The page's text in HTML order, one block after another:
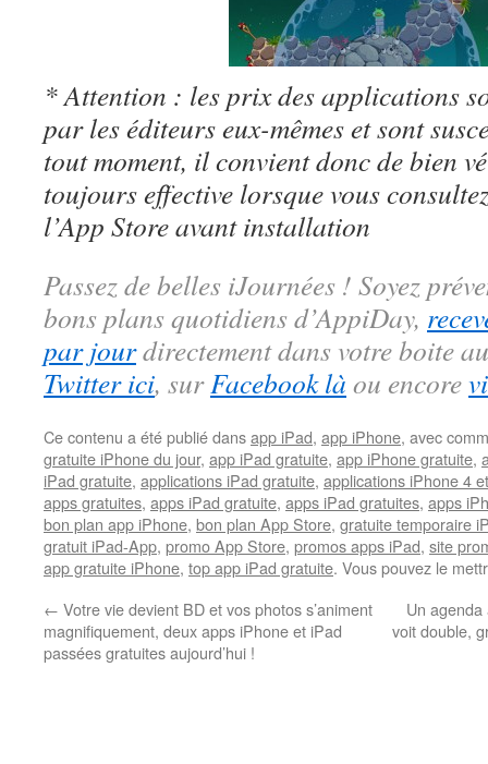
* Attention : les prix des applications
par les éditeurs eux-mêmes et sont
tout moment, il convient donc de bien
toujours effective lorsque vous
l’App Store avant installation
Passez de belles iJournées ! Soyez
bons plans quotidiens d’AppiDay,
par jourdirectement dans votre boite
Twitter ici, surFacebook là ou encore
Ce contenu a été publié dansapp iPad, app iPhone, avec
gratuite iPhone du jour, app iPad gratuite, app iPhone gratuite,
iPad gratuite, applications iPad gratuite, applications iPhone 4
apps gratuites, apps iPad gratuite, apps iPad gratuites, apps
bon plan app iPhone, bon plan App Store, gratuite temporaire
gratuit iPad-App, promo App Store, promos apps iPad, site
app gratuite iPhone, top app iPad gratuite. Vous pouvez le
← Votre vie devient BD et vos photos s’animent
magnifiquement, deux apps iPhone et iPad
passées gratuites aujourd’hui !
Un
voit double,